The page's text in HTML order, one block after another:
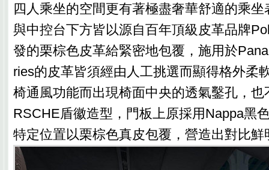
四人乘坐的空間更有著極盡奢華舒適的乘
與中控台下方皆以源自百年頂級皮革品牌
發的栗棕色皮革給緊密地包覆，施用於
ries的皮革皆須經由人工挑選而顯得格外柔
椅通風功能而出現椅面中央的透氣鑿孔，
RSCHE盾徽造型，門板上原採用Nappa黑
特定位置以栗棕色真皮包覆，營造出對比鮮